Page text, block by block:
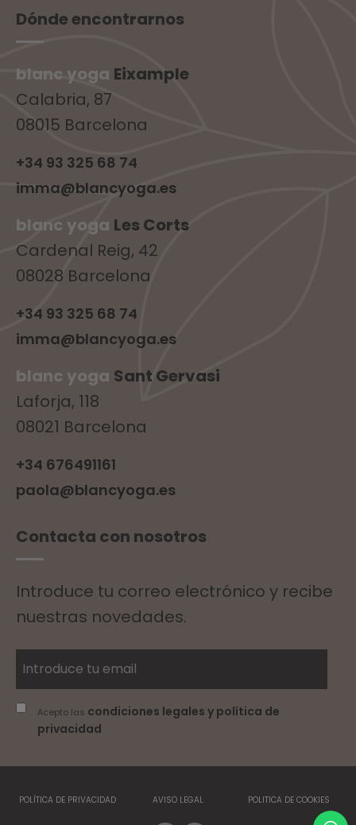
Dónde encontrarnos
blanc yoga Eixample
Calabria, 87
08015 Barcelona
+34 93 325 68 74
imma@blancyoga.es
blanc yoga Les Corts
Cardenal Reig, 42
08028 Barcelona
+34 93 325 68 74
imma@blancyoga.es
blanc yoga Sant Gervasi
Laforja, 118
08021 Barcelona
+34 676491161
paola@blancyoga.es
Contacta con nosotros
Introduce tu correo electrónico y recibe
nuestras novedades.
Acepto las condiciones legales y política de
privacidad
POLÍTICA DE PRIVACIDAD AVISO LEGAL POLITICA DE COOKIES